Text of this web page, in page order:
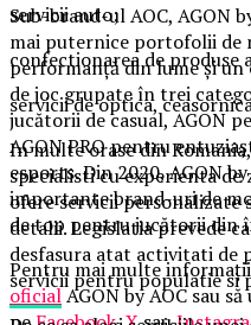
Sub-brand-ul AOC, AGON
mai puternice portofolii de
performanță din lume și un
de joc grupate în trei
jucătorii de casual, AGON
AGON PRO pentru
esports. Din 2020, AGON
importante brand-uri de
de top pentru jucătorii din
Pentru mai multe
oficialAGON by AOC sau
servicii auto;
confectionarea de produse
servicii de optica,
In multe orase din
specialisti cu experienta de
ofere servicii personalizate
detalii. Legislatia prevede
desfasura atat activitati de
servicii pentru populatie si